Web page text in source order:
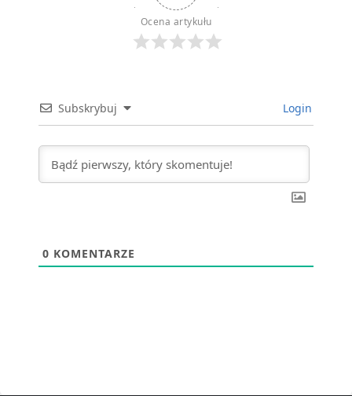
Ocena artykułu
Subskrybuj Login
0 KOMENTARZE